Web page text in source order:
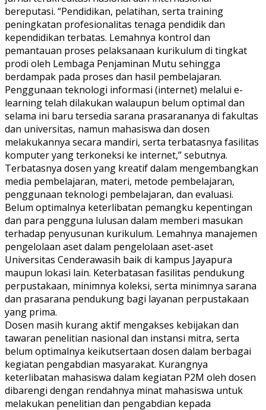
bereputasi. “Pendidikan, pelatihan, serta training
peningkatan profesionalitas tenaga pendidik dan
kependidikan terbatas. Lemahnya kontrol dan
pemantauan proses pelaksanaan kurikulum di tingkat
prodi oleh Lembaga Penjaminan Mutu sehingga
berdampak pada proses dan hasil pembelajaran.
Penggunaan teknologi informasi (internet) melalui e-
learning telah dilakukan walaupun belum optimal dan
selama ini baru tersedia sarana prasarananya di fakultas
dan universitas, namun mahasiswa dan dosen
melakukannya secara mandiri, serta terbatasnya fasilitas
komputer yang terkoneksi ke internet,” sebutnya.
Terbatasnya dosen yang kreatif dalam mengembangkan
media pembelajaran, materi, metode pembelajaran,
penggunaan teknologi pembelajaran, dan evaluasi.
Belum optimalnya keterlibatan pemangku kepentingan
dan para pengguna lulusan dalam memberi masukan
terhadap penyusunan kurikulum. Lemahnya manajemen
pengelolaan aset dalam pengelolaan aset-aset
Universitas Cenderawasih baik di kampus Jayapura
maupun lokasi lain. Keterbatasan fasilitas pendukung
perpustakaan, minimnya koleksi, serta minimnya sarana
dan prasarana pendukung bagi layanan perpustakaan
yang prima.
Dosen masih kurang aktif mengakses kebijakan dan
tawaran penelitian nasional dan instansi mitra, serta
belum optimalnya keikutsertaan dosen dalam berbagai
kegiatan pengabdian masyarakat. Kurangnya
keterlibatan mahasiswa dalam kegiatan P2M oleh dosen
dibarengi dengan rendahnya minat mahasiswa untuk
melakukan penelitian dan pengabdian kepada